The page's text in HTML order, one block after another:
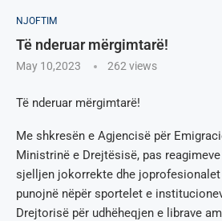
NJOFTIM
Të nderuar mërgimtarë!
May 10,2023 262 views
Të nderuar mërgimtarë!
Me shkresën e Agjencisë për
Ministrinë e Drejtësisë, pas
sjelljen jokorrekte dhe
punojnë nëpër sportelet e
Drejtorisë për udhëheqjen e librave